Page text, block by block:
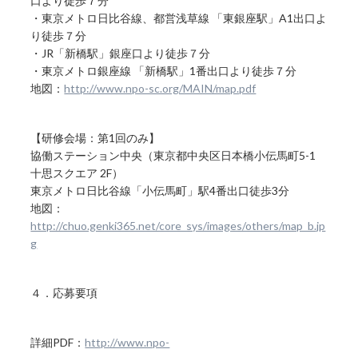
・東京メトロ日比谷線、都営浅草線 「東銀座駅」A1出口よ
り徒歩７分
・JR「新橋駅」銀座口より徒歩７分
・東京メトロ銀座線 「新橋駅」1番出口より徒歩７分
地図：http://www.npo-sc.org/MAIN/map.pdf
【研修会場：第1回のみ】
協働ステーション中央（東京都中央区日本橋小伝馬町5-1
十思スクエア 2F）
東京メトロ日比谷線「小伝馬町」駅4番出口徒歩3分
地図：
http://chuo.genki365.net/core_sys/images/others/map_b.jp
g
４．応募要項
詳細PDF：http://www.npo-